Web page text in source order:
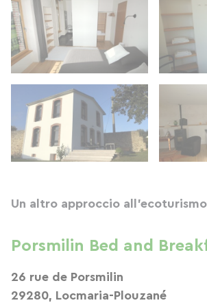
Un altro approccio all'ecoturismo
Porsmilin Bed and
26 rue de Porsmilin
29280, Locmaria-Plouzané